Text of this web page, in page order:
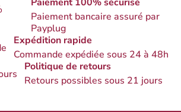
Paiement bancaire assuré par
Payplug
Expédition rapide
Commande expédiée sous 24 à 48h
Politique de retours
Retours possibles sous 21 jours